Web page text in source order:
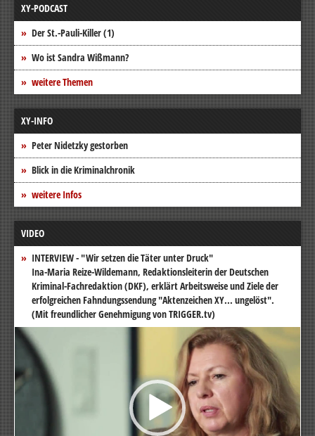
XY-PODCAST
Der St.-Pauli-Killer (1)
Wo ist Sandra Wißmann?
weitere Themen
XY-INFO
Peter Nidetzky gestorben
Blick in die Kriminalchronik
weitere Infos
VIDEO
INTERVIEW - "Wir setzen die Täter unter Druck"
Ina-Maria Reize-Wildemann, Redaktionsleiterin der Deutschen
Kriminal-Fachredaktion (DKF), erklärt Arbeitsweise und Ziele der
erfolgreichen Fahndungssendung "Aktenzeichen XY... ungelöst".
(Mit freundlicher Genehmigung von TRIGGER.tv)
Video-
Player